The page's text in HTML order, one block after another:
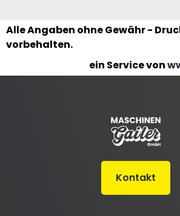
Alle Angaben ohne Gewähr -
vorbehalten.
ein Service von
Kontakt